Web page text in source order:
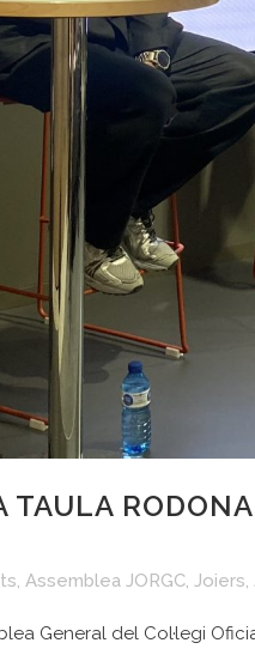
TAULA
, Assemblea JORGC, Joiers,
General del Col·legi